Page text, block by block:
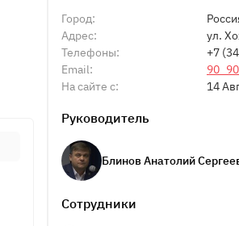
Город:
Адрес:
ул.
Телефоны:
+7
Email:
На сайте с:
14
Руководитель
Блинов Анатолий
Сотрудники